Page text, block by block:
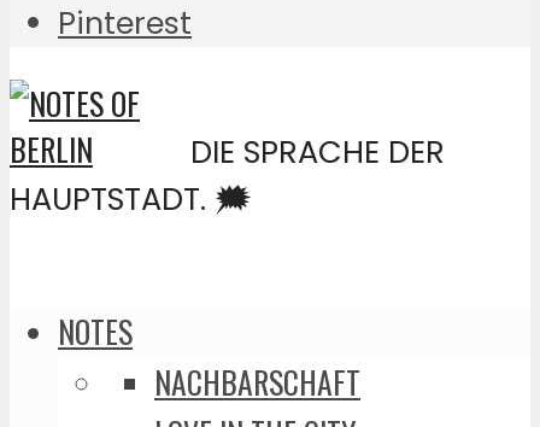
Pinterest
DIE SPRACHE DER
HAUPTSTADT. 🗯️
NOTES
NACHBARSCHAFT